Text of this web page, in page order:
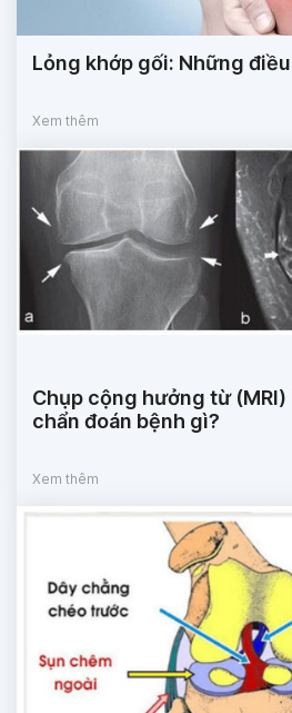
Lỏng khớp gối: Những
Xem thêm
Chụp cộng hưởng từ
chẩn đoán bệnh gì?
Xem thêm